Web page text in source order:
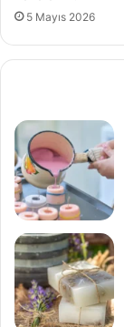
5 Mayıs 2026